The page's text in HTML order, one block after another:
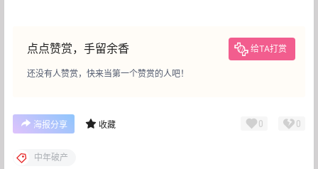
点点赞赏，手留余香 给TA打赏
还没有人赞赏，快来当第一个赞赏的人吧！
海报分享 收藏 0 0
中年破产